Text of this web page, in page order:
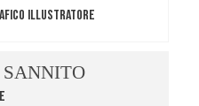
Illustratore